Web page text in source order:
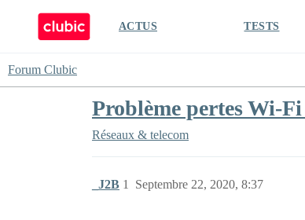
ACTUS TESTS
Forum Clubic
Problème pertes Wi-
Réseaux & telecom
_J2B Septembre 22, 2020, 8:37
1